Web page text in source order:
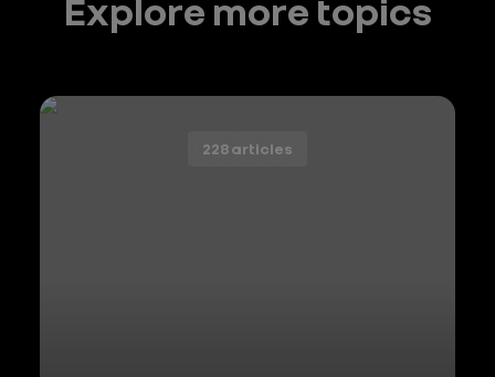
Explore more topics
228 articles